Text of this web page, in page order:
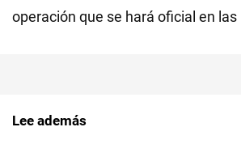
operación que se hará oficial en
Lee además